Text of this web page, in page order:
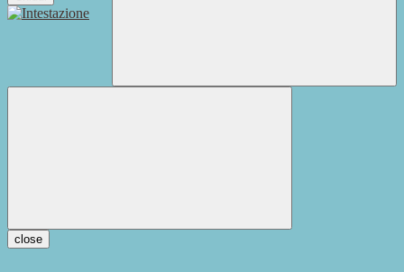
close